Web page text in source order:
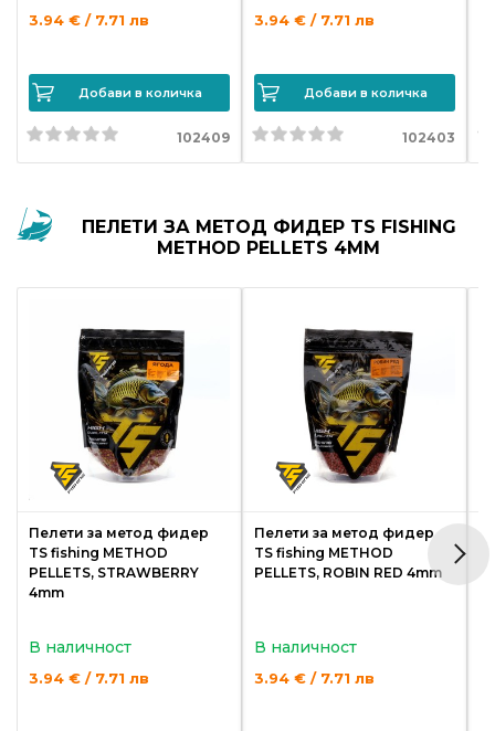
3.94 € / 7.71 лв
Добави в количка
102409
3.94 € / 7.71 лв
Добави в количка
102403
ПЕЛЕТИ ЗА МЕТОД ФИДЕР TS FISHING
METHOD PELLETS 4MM
Пелети за метод фидер
TS fishing METHOD
PELLETS, STRAWBERRY
4mm
В наличност
3.94 € / 7.71 лв
Пелети за метод фидер
TS fishing METHOD
PELLETS, ROBIN RED 4mm
В наличност
3.94 € / 7.71 лв